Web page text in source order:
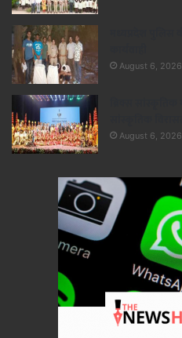
August 6, 2026
August 6, 2026